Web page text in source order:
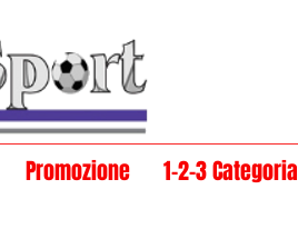
Promozione 1-2-3 Categoria